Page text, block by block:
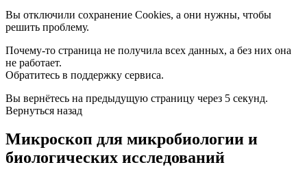
Вы отключили сохранение Cookies, а они нужны, чтобы
решить проблему.
Почему-то страница не получила всех данных, а без них она
не работает.
Обратитесь в поддержку сервиса.
Вы вернётесь на предыдущую страницу через 5 секунд.
Вернуться назад
Микроскоп для микробиологии и
биологических исследований